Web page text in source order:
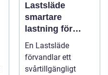
Lastsläde
smartare
lastning för
pickup, skåpbil
och personbil
En Lastsläde
förvandlar ett
svårtillgängligt